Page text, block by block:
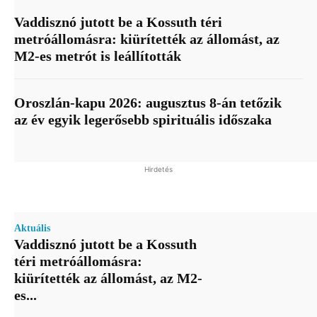
Vaddisznó jutott be a Kossuth téri
metróállomásra: kiürítették az állomást, az
M2-es metrót is leállították
Oroszlán-kapu 2026: augusztus 8-án tetőzik
az év egyik legerősebb spirituális időszaka
Hirdetés
Aktuális
Vaddisznó jutott be a Kossuth
téri metróállomásra:
kiürítették az állomást, az M2-
es...